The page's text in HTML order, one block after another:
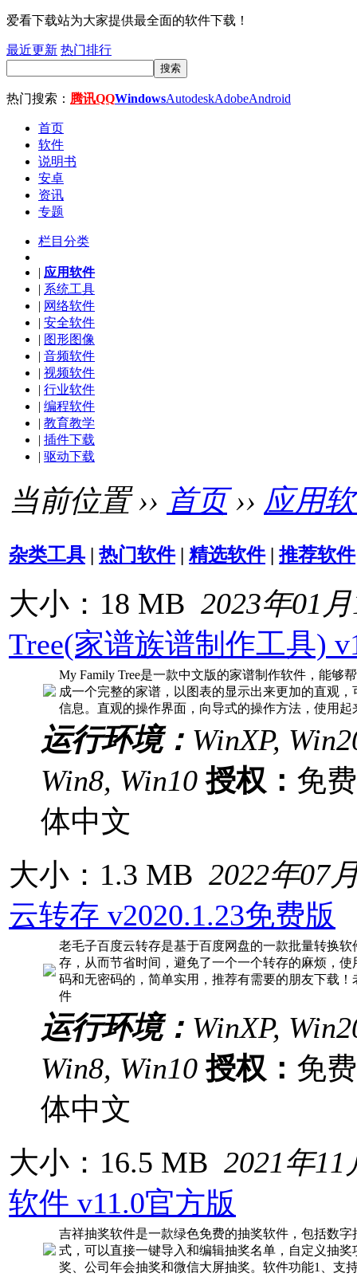
爱看下载站为大家提供最全面的软件下载！
最近更新 热门排行
搜索
热门搜索： 腾讯QQWindowsAutodeskAdobeAndroid
首页
软件
说明书
安卓
资讯
专题
栏目分类
| 应用软件
| 系统工具
| 网络软件
| 安全软件
| 图形图像
| 音频软件
| 视频软件
| 行业软件
| 编程软件
| 教育教学
| 插件下载
| 驱动下载
当前位置 ›› 首页›› 应用
杂类工具 | 热门软件| 精选软件| 推荐软件
大小：18 MB 2023年01
Tree(家谱族谱制作工具)
My Family Tree是一款中文版的家谱制作软件，能够
成一个完整的家谱，以图表的显示出来更加的直观
信息。直观的操作界面，向导式的操作方法，使用起
运行环境： WinXP,
Win8, Win10 授权： 免
体中文
大小：1.3 MB 2022年07
云转存 v2020.1.23免费版
老毛子百度云转存是基于百度网盘的一款批量转换
存，从而节省时间，避免了一个一个转存的麻烦，
码和无密码的，简单实用，推荐有需要的朋友下载
件
运行环境： WinXP,
Win8, Win10 授权： 免
体中文
大小：16.5 MB 2021年11
软件 v11.0官方版
吉祥抽奖软件是一款绿色免费的抽奖软件，包括数
式，可以直接一键导入和编辑抽奖名单，自定义抽
奖、公司年会抽奖和微信大屏抽奖。软件功能1、支